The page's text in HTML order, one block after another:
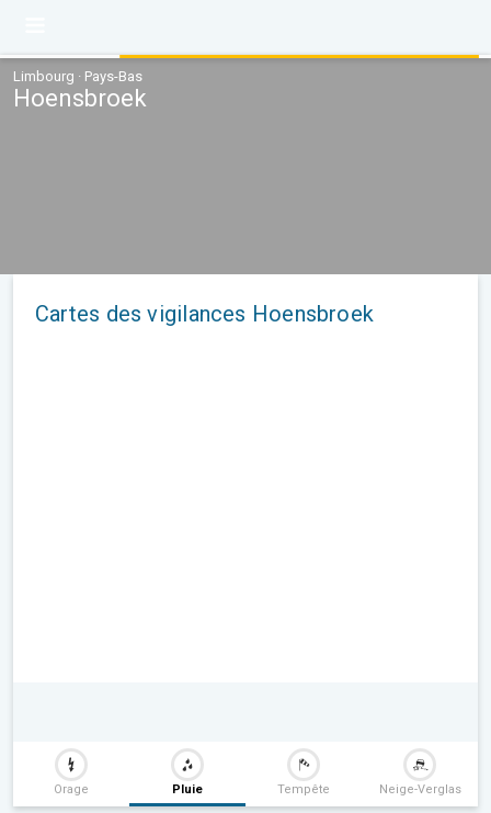
Limbourg · Pays-Bas
Hoensbroek
Cartes des vigilances Hoensbroek
Orage Pluie Tempête Neige-Verglas